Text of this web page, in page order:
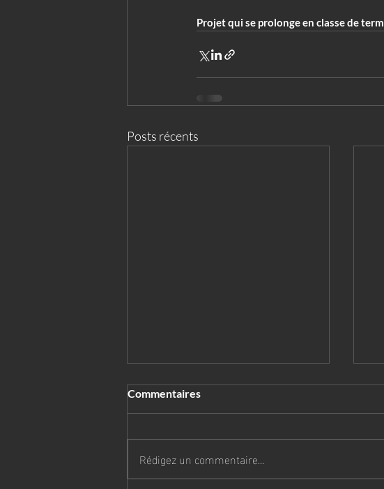
Projet qui se prolonge en classe de
Posts récents
Bientôt la rentrée!
Commentaires
Rédigez un commentaire...